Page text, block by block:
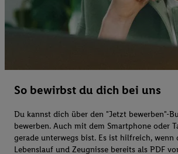
So bewirbst du dich bei uns
Du kannst dich über den "Jetzt bewerben"-
bewerben. Auch mit dem Smartphone oder
gerade unterwegs bist. Es ist hilfreich, wenn
Lebenslauf und Zeugnisse bereits als PDF